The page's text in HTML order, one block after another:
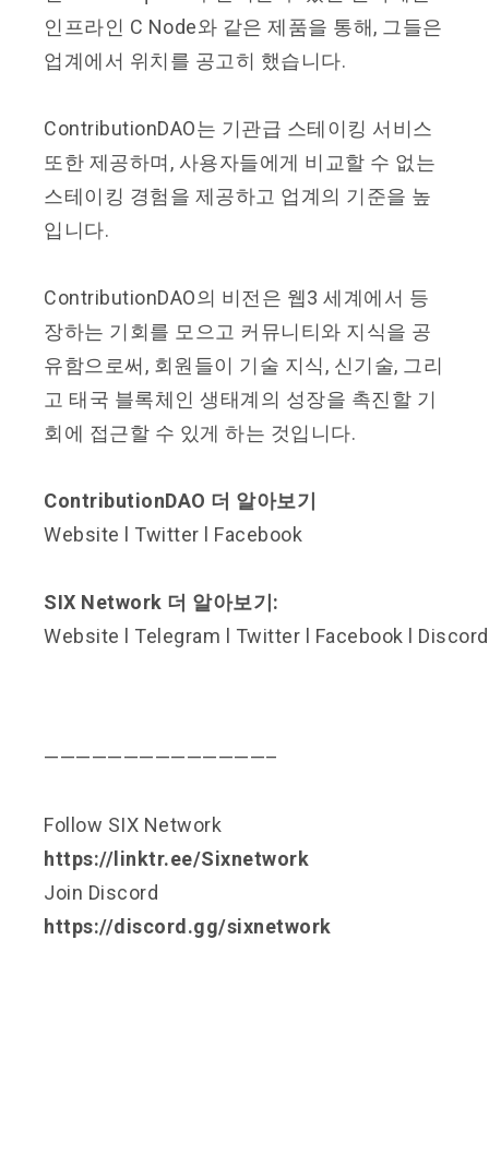
인프라인 C Node와 같은 제품을 통해, 그들은
업계에서 위치를 공고히 했습니다.
ContributionDAO는 기관급 스테이킹 서비스
또한 제공하며, 사용자들에게 비교할 수 없는
스테이킹 경험을 제공하고 업계의 기준을 높
입니다.
ContributionDAO의 비전은 웹3 세계에서 등
장하는 기회를 모으고 커뮤니티와 지식을 공
유함으로써, 회원들이 기술 지식, 신기술, 그리
고 태국 블록체인 생태계의 성장을 촉진할 기
회에 접근할 수 있게 하는 것입니다.
ContributionDAO 더 알아보기
Website
Twitter Facebook
SIX Network 더 알아보기:
Website
Telegram Twitter Facebook Discord
——————————————–
Follow SIX Network
https://linktr.ee/Sixnetwork
Join Discord
https://discord.gg/sixnetwork